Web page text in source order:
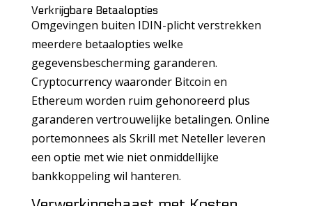
Verkrijgbare Betaalopties
Omgevingen buiten IDIN-plicht verstrekken
meerdere betaalopties welke
gegevensbescherming garanderen.
Cryptocurrency waaronder Bitcoin en
Ethereum worden ruim gehonoreerd plus
garanderen vertrouwelijke betalingen. Online
portemonnees als Skrill met Neteller leveren
een optie met wie niet onmiddellijke
bankkoppeling wil hanteren.